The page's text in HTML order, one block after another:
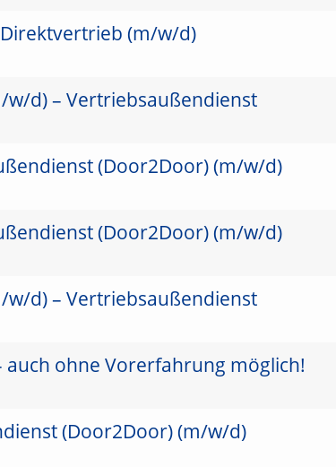
(m/w/d)
d) – Vertriebsaußendienst
(Door2Door) (m/w/d)
(Door2Door) (m/w/d)
d) – Vertriebsaußendienst
ohne Vorerfahrung möglich!
(Door2Door) (m/w/d)